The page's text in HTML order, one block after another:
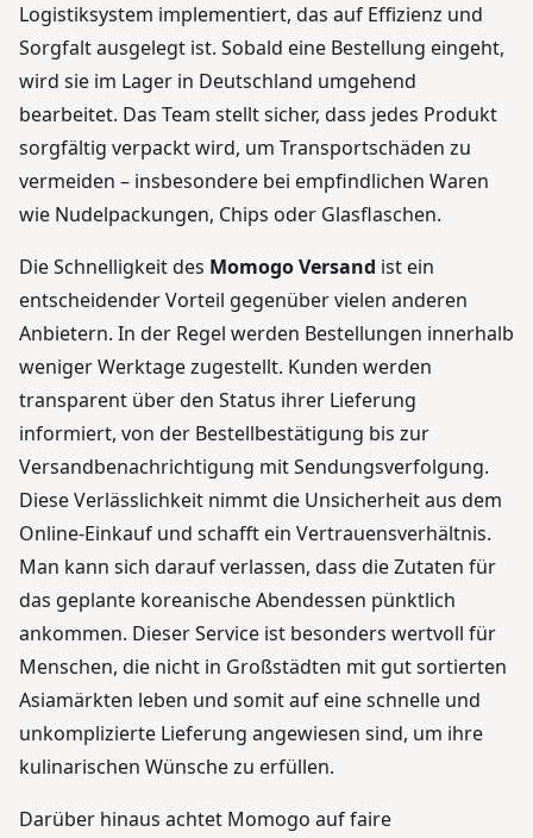
Logistiksystem implementiert, das auf Effizienz und
Sorgfalt ausgelegt ist. Sobald eine Bestellung eingeht,
wird sie im Lager in Deutschland umgehend
bearbeitet. Das Team stellt sicher, dass jedes Produkt
sorgfältig verpackt wird, um Transportschäden zu
vermeiden – insbesondere bei empfindlichen Waren
wie Nudelpackungen, Chips oder Glasflaschen.
Die Schnelligkeit des Momogo Versand ist ein
entscheidender Vorteil gegenüber vielen anderen
Anbietern. In der Regel werden Bestellungen innerhalb
weniger Werktage zugestellt. Kunden werden
transparent über den Status ihrer Lieferung
informiert, von der Bestellbestätigung bis zur
Versandbenachrichtigung mit Sendungsverfolgung.
Diese Verlässlichkeit nimmt die Unsicherheit aus dem
Online-Einkauf und schafft ein Vertrauensverhältnis.
Man kann sich darauf verlassen, dass die Zutaten für
das geplante koreanische Abendessen pünktlich
ankommen. Dieser Service ist besonders wertvoll für
Menschen, die nicht in Großstädten mit gut sortierten
Asiamärkten leben und somit auf eine schnelle und
unkomplizierte Lieferung angewiesen sind, um ihre
kulinarischen Wünsche zu erfüllen.
Darüber hinaus achtet Momogo auf faire